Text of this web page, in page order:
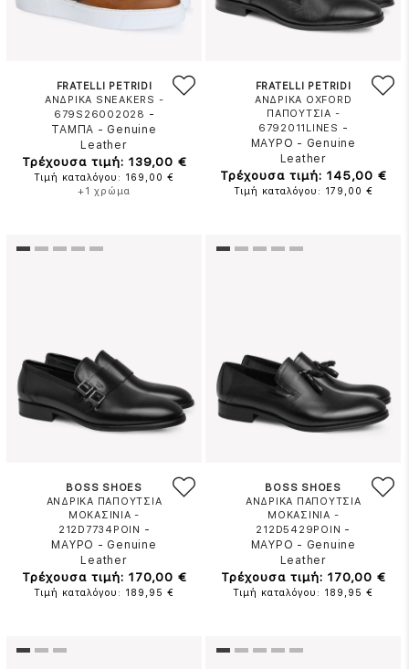
FRATELLI PETRIDI
ΑΝΔΡΙΚΑ SNEAKERS -
679S26002028 -
ΤΑΜΠΑ - Genuine
Leather
Τρέχουσα τιμή: 139,00 €
Τιμή καταλόγου: 169,00 €
+1 χρώμα
FRATELLI PETRIDI
ΑΝΔΡΙΚΑ OXFORD
ΠΑΠΟΥΤΣΙΑ -
6792011LINES -
ΜΑΥΡΟ - Genuine
Leather
Τρέχουσα τιμή: 145,00 €
Τιμή καταλόγου: 179,00 €
BOSS SHOES
ΑΝΔΡΙΚΑ ΠΑΠΟΥΤΣΙΑ
ΜΟΚΑΣΙΝΙΑ -
212D7734POIN -
ΜΑΥΡΟ - Genuine
Leather
Τρέχουσα τιμή: 170,00 €
Τιμή καταλόγου: 189,95 €
BOSS SHOES
ΑΝΔΡΙΚΑ ΠΑΠΟΥΤΣΙΑ
ΜΟΚΑΣΙΝΙΑ -
212D5429POIN -
ΜΑΥΡΟ - Genuine
Leather
Τρέχουσα τιμή: 170,00 €
Τιμή καταλόγου: 189,95 €